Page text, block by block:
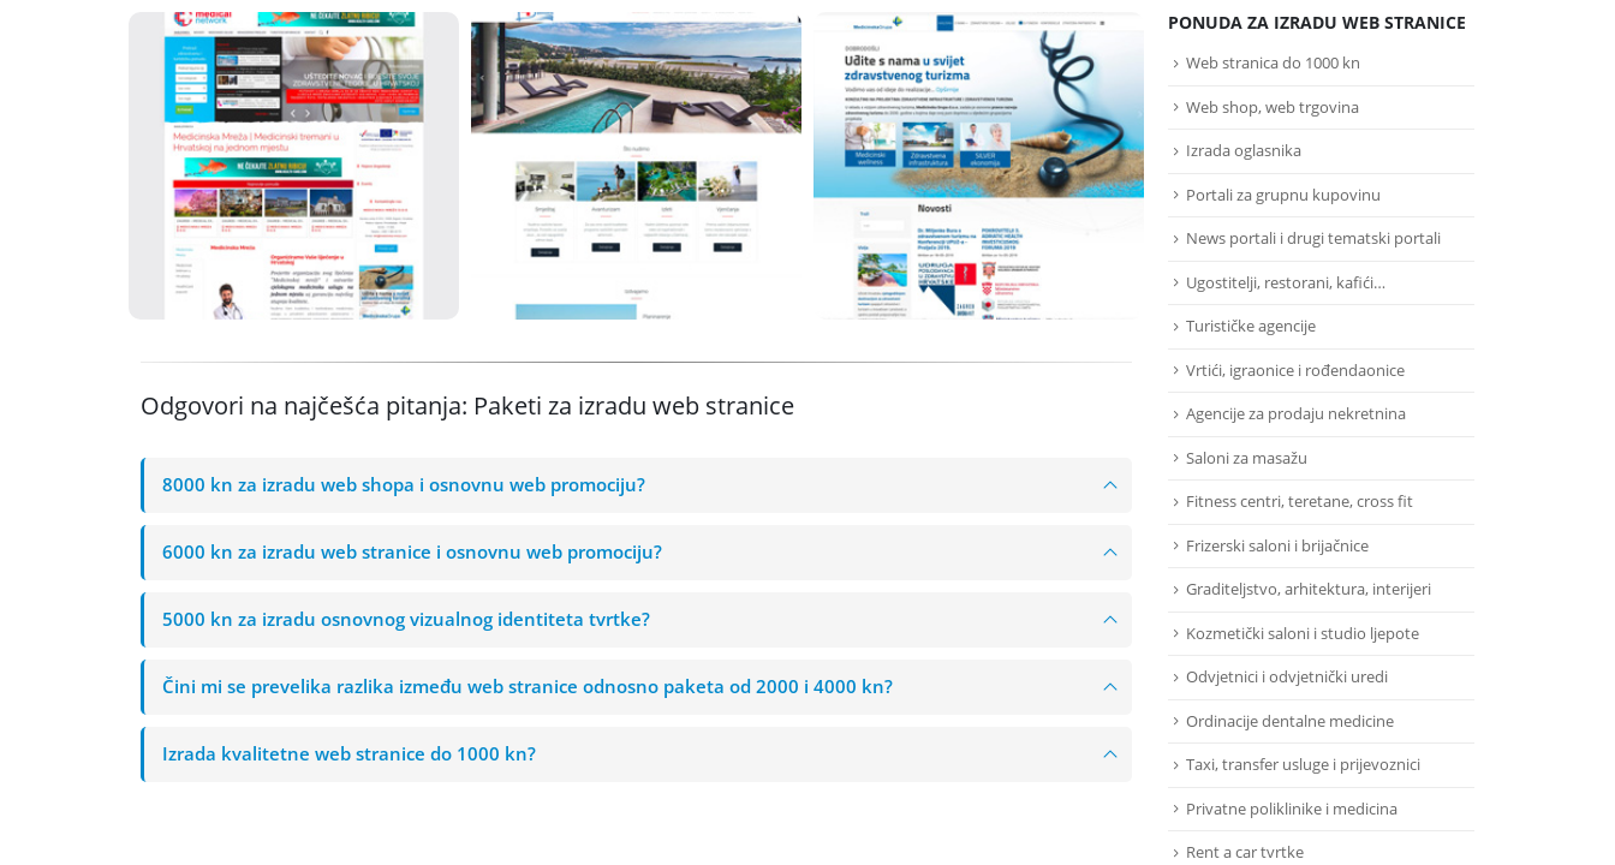
Medicinska
mreža
Joomla CMS
Premium predložak
www.medicinska-mreza.com
Herbert
Joomla CMS
Premium predložak
www.enjoydalmatia.com
Medicinska
grupa
Joomla CMS
Premium predložak
www.medicinska-grupa.hr
Odgovori na najčešća pitanja: Paketi za izradu web stranice
8000 kn za izradu web shopa i osnovnu web promociju?
6000 kn za izradu web stranice i osnovnu web promociju?
5000 kn za izradu osnovnog vizualnog identiteta tvrtke?
Čini mi se prevelika razlika između web stranice odnosno paketa od 2000 i 4000 kn?
Izrada kvalitetne web stranice do 1000 kn?
PONUDA ZA IZRADU WEB STRANICE
Web stranica do 1000 kn
Web shop, web trgovina
Izrada oglasnika
Portali za grupnu kupovinu
News portali i drugi tematski portali
Ugostitelji, restorani, kafići…
Turističke agencije
Vrtići, igraonice i rođendaonice
Agencije za prodaju nekretnina
Saloni za masažu
Fitness centri, teretane, cross fit
Frizerski saloni i brijačnice
Graditeljstvo, arhitektura, interijeri
Kozmetički saloni i studio ljepote
Odvjetnici i odvjetnički uredi
Ordinacije dentalne medicine
Taxi, transfer usluge i prijevoznici
Privatne poliklinike i medicina
Rent a car tvrtke